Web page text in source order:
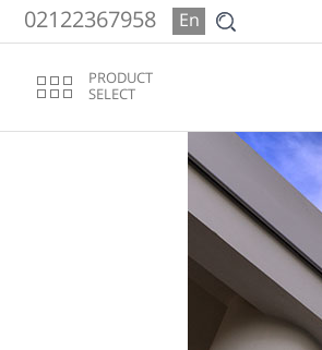
En
02122367958
PRODUCT
SELECT